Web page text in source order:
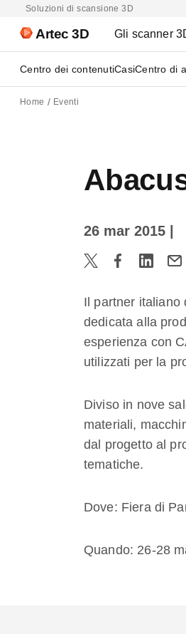
Soluzioni di scansione 3D
Artec 3D Gli scanner
Centro dei contenutiCasiCentro di
Home Eventi
26 mar 2015
Il partner italiano
dedicata alla
esperienza con
utilizzati per la
Diviso in nove
materiali,
dal progetto al
tematiche.
Dove: Fiera di
Quando: 26-28